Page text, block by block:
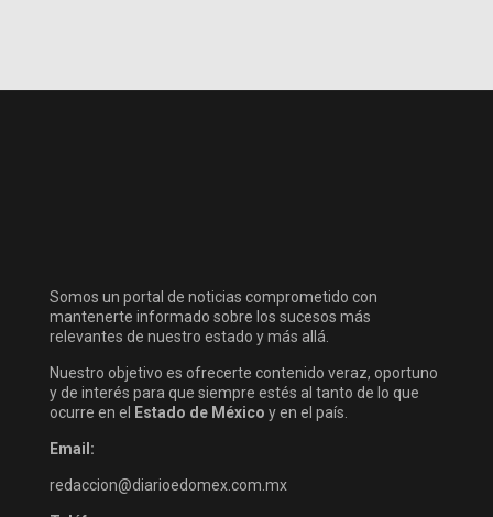
Somos un portal de noticias comprometido con
mantenerte informado sobre los sucesos más
relevantes de nuestro estado y más allá.
Nuestro objetivo es ofrecerte contenido veraz, oportuno
y de interés para que siempre estés al tanto de lo que
ocurre en el
Estado de México y en el país.
Email:
redaccion@diarioedomex.com.mx